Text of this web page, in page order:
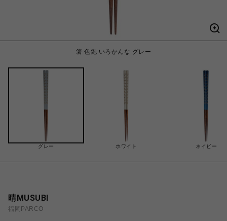
箸 色鉋 いろかんな グレー
グレー ホワイト ネイビー
晴MUSUBI
福岡PARCO